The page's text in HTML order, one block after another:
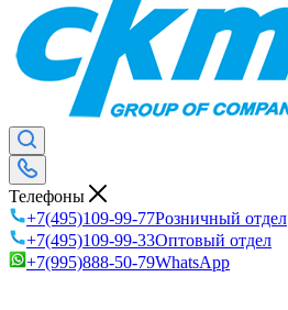
Телефоны
+7(495)109-99-77Розничный отдел
+7(495)109-99-33Оптовый отдел
+7(995)888-50-79WhatsApp